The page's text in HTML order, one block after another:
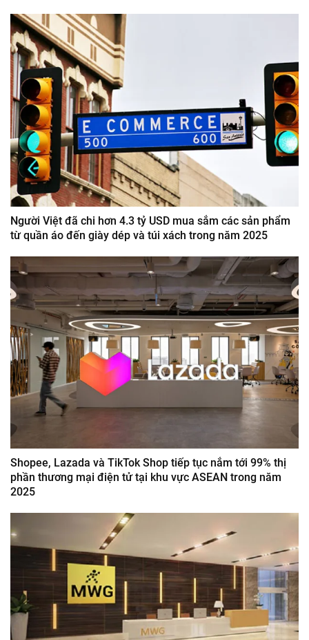
Người Việt đã chi hơn 4.3 tỷ USD mua sắm các sản phẩm
từ quần áo đến giày dép và túi xách trong năm 2025
Shopee, Lazada và TikTok Shop tiếp tục nắm tới 99% thị
phần thương mại điện tử tại khu vực ASEAN trong năm
2025